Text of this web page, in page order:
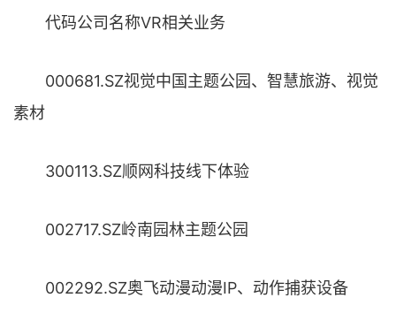
代码公司名称VR相关业务
000681.SZ视觉中国主题公园、智慧旅游、视觉
素材
300113.SZ顺网科技线下体验
002717.SZ岭南园林主题公园
002292.SZ奥飞动漫动漫IP、动作捕获设备